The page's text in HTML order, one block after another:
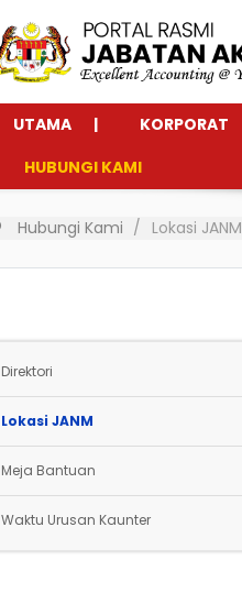
UTAMA KORPORAT
HUBUNGI KAMI
Hubungi Kami Lokasi JANM
Direktori
Lokasi JANM
Meja Bantuan
Waktu Urusan Kaunter